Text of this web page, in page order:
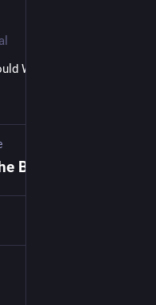
Work 2026 keynote